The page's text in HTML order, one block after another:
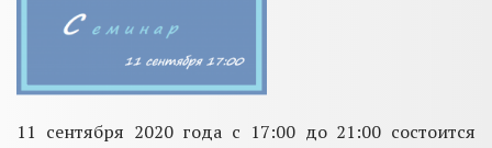
11 сентября 2020 года с 17:00 до 21:00 состоится